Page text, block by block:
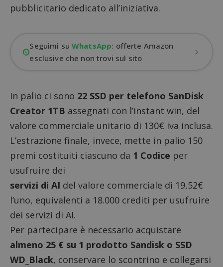
pubblicitario dedicato all’iniziativa.
Seguimi suWhatsApp: offerte Amazon
esclusive che non trovi sul sito
In palio ci sono 22 SSD per telefono SanDisk
Creator 1TB assegnati con l’instant win, del
valore commerciale unitario di 130€ iva inclusa.
L’estrazione finale, invece, mette in palio 150
premi costituiti ciascuno da 1 Codice per
usufruire dei
servizi di AI del valore commerciale di 19,52€
l’uno, equivalenti a 18.000 crediti per usufruire
dei servizi di AI.
Per partecipare è necessario acquistare
almeno 25 € su 1 prodotto Sandisk o SSD
WD_Black, conservare lo scontrino e collegarsi